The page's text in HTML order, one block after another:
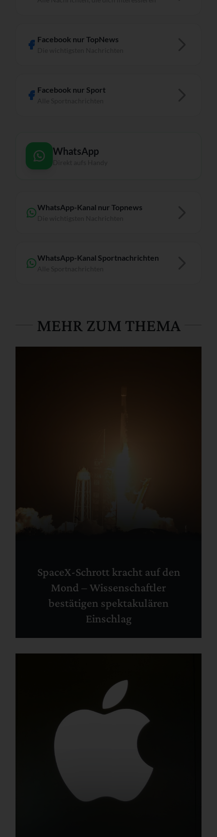
Facebook nur TopNews
Facebook nur Sport
WhatsApp
WhatsApp-Kanal nur Topnews
WhatsApp-Kanal Sportnachrichten
MEHR ZUM THEMA
SpaceX-Schrott kracht auf den
Mond – Wissenschaftler
bestätigen spektakulären
Einschlag